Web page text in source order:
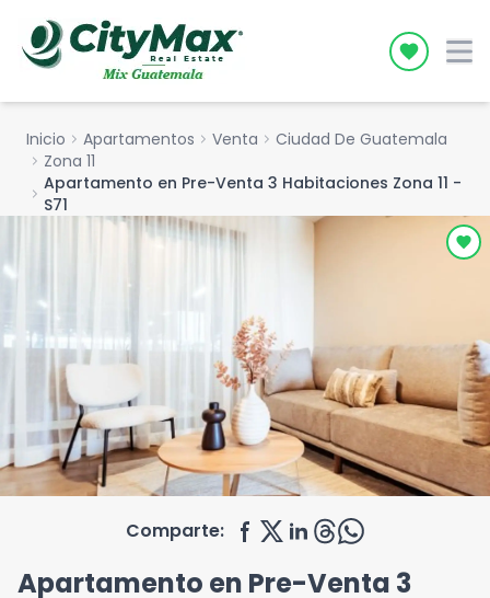
Icon
Inicio chevron_right Apartamentos chevron_right Venta chevron_right Ciudad De Guatemala
chevron_right Zona 11
chevron_right Apartamento en Pre-Venta 3 Habitaciones Zona 11 -
S71
Comparte:
Apartamento en Pre-Venta 3